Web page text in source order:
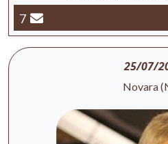
7
25/07/
Novara